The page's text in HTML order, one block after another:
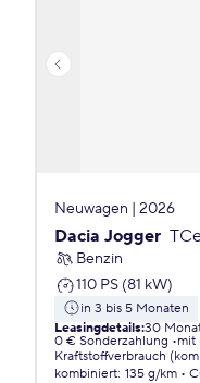
Neuwagen | 2026
Dacia Jogger
Benzin
110 PS (81 kW)
in 3 bis 5 Monaten
Leasingdetails:30
0 € Sonderzahlung
mit
Kraftstoffverbrauch
kombiniert: 135 g/km